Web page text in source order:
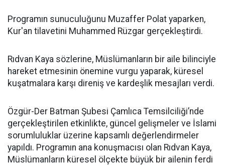
Programın sunuculuğunu Muzaffer Polat yaparken,
Kur'an tilavetini Muhammed Rüzgar gerçekleştirdi.
Rıdvan Kaya sözlerine, Müslümanların bir aile bilinciyle
hareket etmesinin önemine vurgu yaparak, küresel
kuşatmalara karşı direniş ve kardeşlik mesajları verdi.
Özgür-Der Batman Şubesi Çamlıca Temsilciliği’nde
gerçekleştirilen etkinlikte, güncel gelişmeler ve İslami
sorumluluklar üzerine kapsamlı değerlendirmeler
yapıldı. Programın ana konuşmacısı olan Rıdvan Kaya,
Müslümanların küresel ölçekte büyük bir ailenin ferdi